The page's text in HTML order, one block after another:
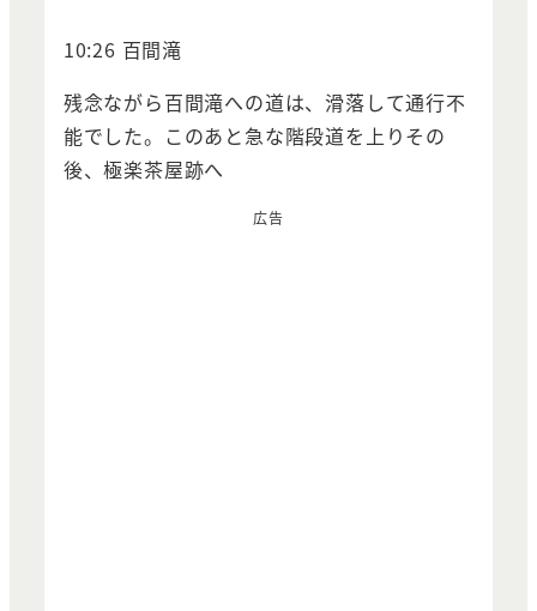
10:26 百間滝
残念ながら百間滝への道は、滑落して通行不
能でした。このあと急な階段道を上りその
後、極楽茶屋跡へ
広告